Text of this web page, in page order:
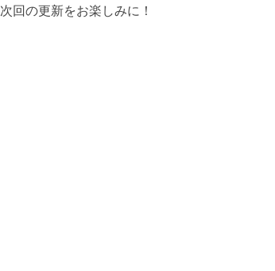
次回の更新をお楽しみに！